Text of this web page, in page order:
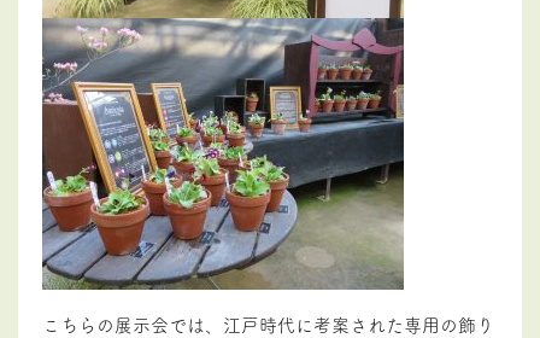
こちらの展示会では、江戸時代に考案された専用の飾り